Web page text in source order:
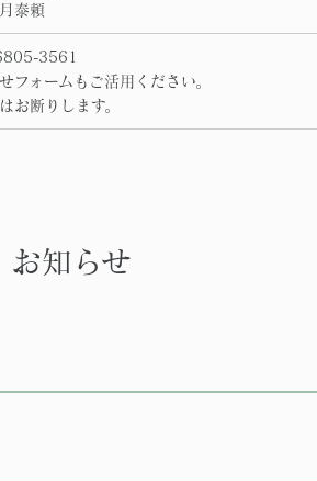
泰頼
3561
フォームもご活用ください。
お断りします。
お知らせ